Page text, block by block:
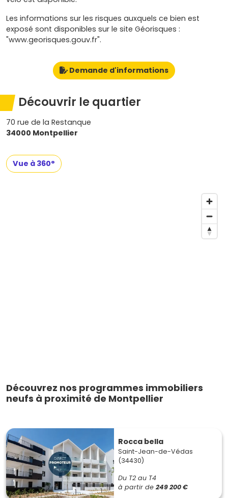
Les informations sur les risques auxquels ce bien est
exposé sont disponibles sur le site Géorisques :
"www.georisques.gouv.fr".
Demande d'informations
Découvrir le quartier
70 rue de la Restanque
34000 Montpellier
Vue à 360°
Découvrez nos programmes immobiliers
neufs à proximité de Montpellier
Rocca bella
Saint-Jean-de-Védas
(34430)
Du T2 au T4
à partir de 249 200 €